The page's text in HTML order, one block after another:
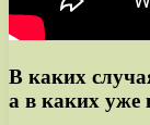
В каких
а в каких уже